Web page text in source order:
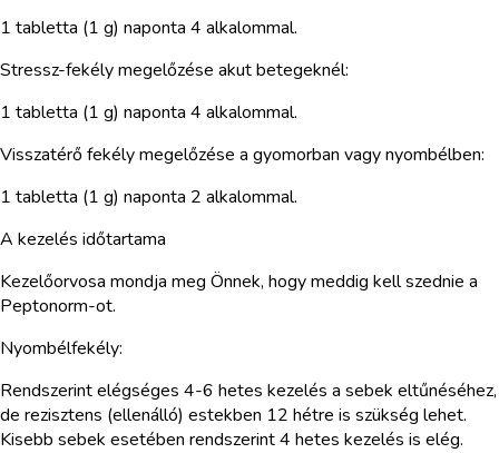
1 tabletta (1 g) naponta 4 alkalommal.
Stressz-fekély megelőzése akut betegeknél:
1 tabletta (1 g) naponta 4 alkalommal.
Visszatérő fekély megelőzése a gyomorban vagy nyombélben:
1 tabletta (1 g) naponta 2 alkalommal.
A kezelés időtartama
Kezelőorvosa mondja meg Önnek, hogy meddig kell szednie a
Peptonorm-ot.
Nyombélfekély:
Rendszerint elégséges 4-6 hetes kezelés a sebek eltűnéséhez,
de rezisztens (ellenálló) estekben 12 hétre is szükség lehet.
Kisebb sebek esetében rendszerint 4 hetes kezelés is elég.